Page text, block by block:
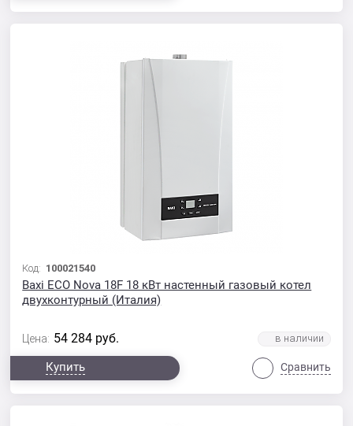
Код: 100021540
Baxi ECO Nova 18F 18 кВт настенный газовый котел
двухконтурный (Италия)
Цена: 54 284 руб.
Купить Сравнить